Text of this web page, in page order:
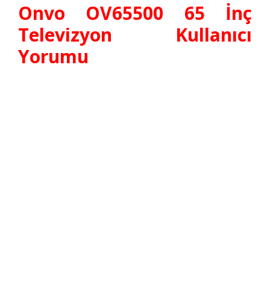
Onvo OV65500 65 İnç
Televizyon Kullanıcı
Yorumu